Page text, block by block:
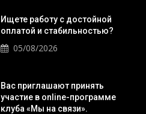
Ищете работу с достойной
оплатой и стабильностью?
05/08/2026
Вас приглашают принять
участие в online-программе
клуба «Мы на связи».